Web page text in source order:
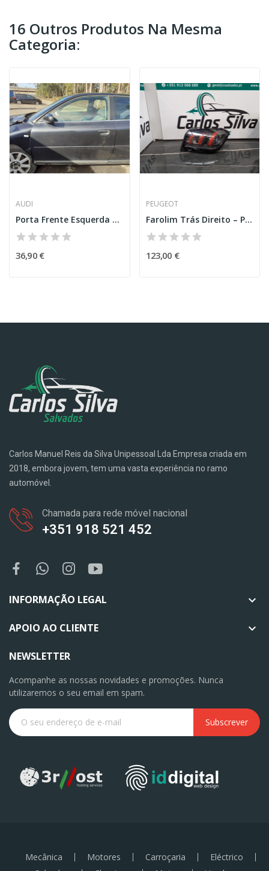
16 Outros Produtos Na Mesma
Categoria:
AUDI
Porta Frente Esquerda – AUDI A3 (8L1)
36,90 €
PEUGEOT
Farolim Trás Direito – PEUGEOT 208 II...
123,00 €
Carlos Manuel Reis da Silva Unipessoal Lda Empresa criada em
2018, embora jovem, tem uma vasta experiência no ramo
automóvel.
Chamada para rede móvel nacional
+351 918 521 452
INFORMAÇÃO LEGAL 
APOIO AO CLIENTE 
NEWSLETTER
Acompanhe as nossas novidades e promoções. Nunca
utilizaremos o seu email em spam.
Subscrever
Mecânica Motores Carroçaria
Eléctrico